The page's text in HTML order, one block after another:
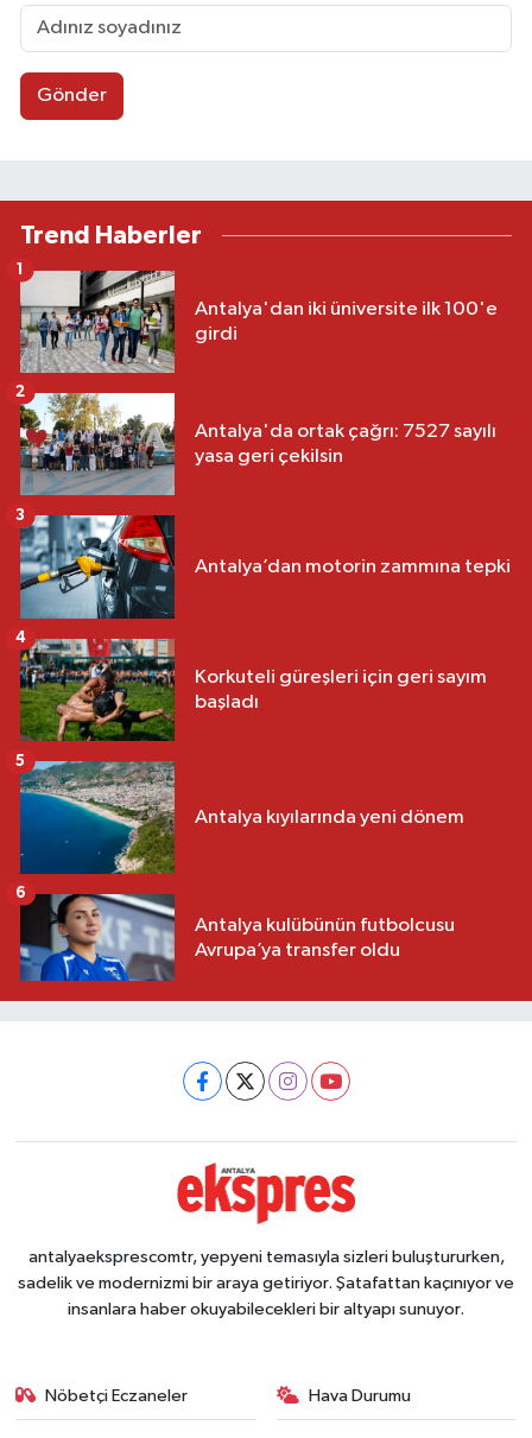
Gönder
Trend Haberler
Antalya'dan iki üniversite ilk 100'e
girdi
1
Antalya'da ortak çağrı: 7527 sayılı
yasa geri çekilsin
2
Antalya’dan motorin zammına tepki
3
Korkuteli güreşleri için geri sayım
başladı
4
Antalya kıyılarında yeni dönem
5
Antalya kulübünün futbolcusu
Avrupa’ya transfer oldu
6
antalyaeksprescomtr, yepyeni temasıyla sizleri buluştururken,
sadelik ve modernizmi bir araya getiriyor. Şatafattan kaçınıyor ve
insanlara haber okuyabilecekleri bir altyapı sunuyor.
Nöbetçi Eczaneler Hava Durumu